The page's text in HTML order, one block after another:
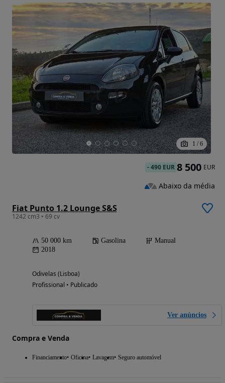
1 / 6
Fiat Punto 1.2 Lounge S&S
1242 cm3 • 69 cv
50 000 km Gasolina
Manual
2018
Odivelas (Lisboa)
Profissional • Publicado
Ver anúncios
Compra e Venda
Financiamento Oficina Lavagem Seguro automóvel
-490 EUR 8 500 EUR
Abaixo da média